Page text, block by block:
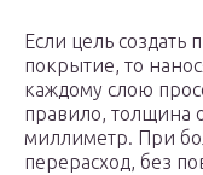
Если цель создать
покрытие, то
каждому слою
правило, толщина
миллиметр. При
перерасход, без